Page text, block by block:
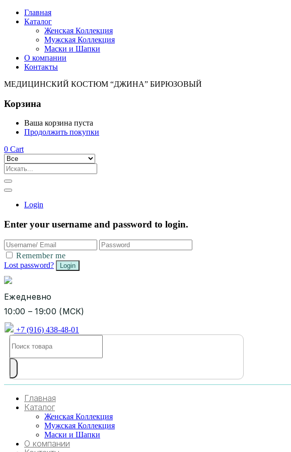
Главная
Каталог
Женская Коллекция
Мужская Коллекция
Маски и Шапки
О компании
Контакты
МЕДИЦИНСКИЙ КОСТЮМ “ДЖИНА” БИРЮЗОВЫЙ
Корзина
Ваша корзина пуста
Продолжить покупки
0 Cart
Login
Enter your username and password to login.
Remember me
Lost password?
Ежедневно
10:00 – 19:00 (МСК)
+7 (916) 438-48-01
Главная
Каталог
Женская Коллекция
Мужская Коллекция
Маски и Шапки
О компании